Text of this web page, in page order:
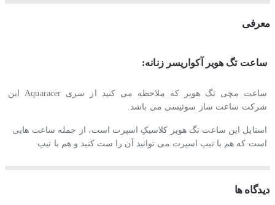
معرفی
ساعت تگ هویر آکواریسر زنانه:
ساعت مچی تگ هویر که ملاحظه می کنید از سری Aquaracer این
شرکت ساعت ساز سوئیسی می باشد.
استایل این ساعت تگ هویر کلاسیکِ اسپرت است، از جمله ساعت هایی
است که هم با تیپ اسپرت می توانید آن را ست کنید و هم با تیپ
جنس بند و بدنه ساعت تگ هویر آکواریسر زنانه:
دیدگاه ها